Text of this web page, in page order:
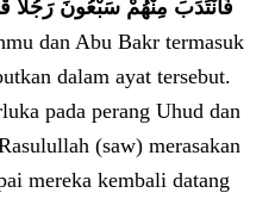
فَانْتَدَبَ مِنْهُمْ سَبْعُونَ رَجُلًا
dan Abu Bakr termasuk
dalam ayat tersebut.
pada perang Uhud dan
(saw) merasakan
mereka kembali datang